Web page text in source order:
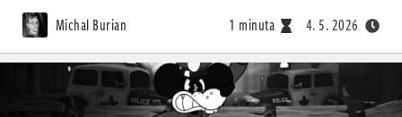
Michal Burian 1 minuta 4. 5. 2026